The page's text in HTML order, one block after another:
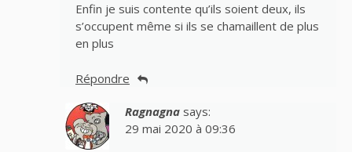
Enfin je suis contente qu’ils soient deux, ils
s’occupent même si ils se chamaillent de plus
en plus
Répondre
Ragnagna says:
29 mai 2020 à 09:36